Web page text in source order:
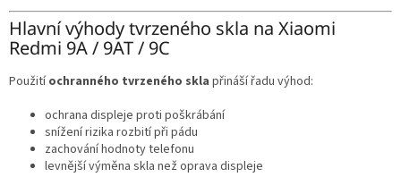
Hlavní výhody tvrzeného skla na Xiaomi
Redmi 9A / 9AT / 9C
Použitíochranného tvrzeného skla přináší řadu výhod:
ochrana displeje proti poškrábání
snížení rizika rozbití při pádu
zachování hodnoty telefonu
levnější výměna skla než oprava displeje